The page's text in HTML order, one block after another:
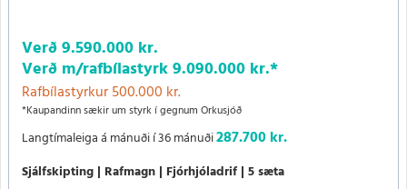
Verð9.590.000 kr.
Verð m/rafbílastyrk9.090.000 kr.*
Rafbílastyrkur 500.000 kr.
*Kaupandinn sækir um styrk í gegnum Orkusjóð
Langtímaleiga á mánuði í 36 mánuði287.700 kr.
Sjálfskipting Rafmagn Fjórhjóladrif 5 sæta